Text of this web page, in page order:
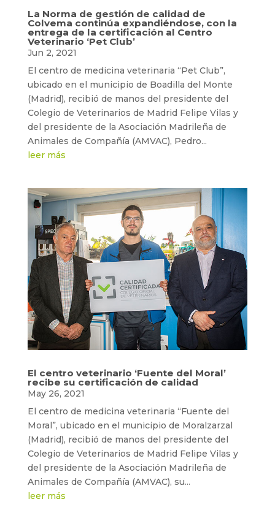
La Norma de gestión de calidad de
Colvema continúa expandiéndose, con la
entrega de la certificación al Centro
Veterinario ‘Pet Club’
Jun 2, 2021
El centro de medicina veterinaria “Pet Club”,
ubicado en el municipio de Boadilla del Monte
(Madrid), recibió de manos del presidente del
Colegio de Veterinarios de Madrid Felipe Vilas y
del presidente de la Asociación Madrileña de
Animales de Compañía (AMVAC), Pedro...
leer más
El centro veterinario ‘Fuente del Moral’
recibe su certificación de calidad
May 26, 2021
El centro de medicina veterinaria “Fuente del
Moral”, ubicado en el municipio de Moralzarzal
(Madrid), recibió de manos del presidente del
Colegio de Veterinarios de Madrid Felipe Vilas y
del presidente de la Asociación Madrileña de
Animales de Compañía (AMVAC), su...
leer más